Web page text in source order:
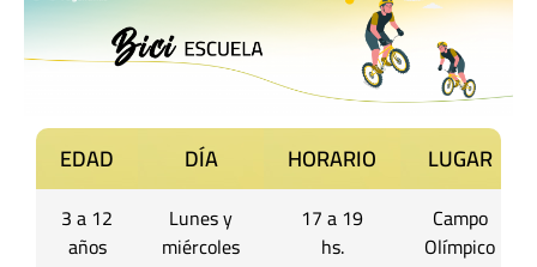
EDAD DÍA HORARIO LUGAR
3 a 12
años
Lunes y
miércoles
17 a 19
hs.
Campo
Olímpico